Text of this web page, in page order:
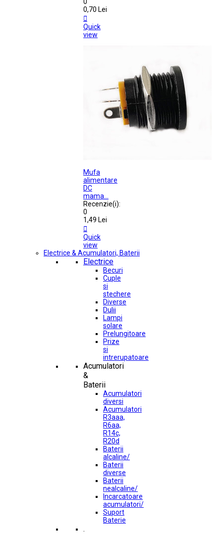
0,70 Lei

Quick
view
Mufa
alimentare
DC
mama...
Recenzie(i):
0
1,49 Lei

Quick
view
Electrice & Acumulatori, Baterii
Electrice
Becuri
Cuple
si
stechere
Diverse
Dulii
Lampi
solare
Prelungitoare
Prize
si
intrerupatoare
Acumulatori
&
Baterii
Acumulatori
diversi
Acumulatori
R3aaa,
R6aa,
R14c,
R20d
Baterii
alcaline/
Baterii
diverse
Baterii
nealcaline/
Incarcatoare
acumulatori/
Suport
Baterie
.